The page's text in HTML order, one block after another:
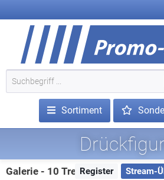
Sortiment
Galerie - 10 TrefferRegister Stream-